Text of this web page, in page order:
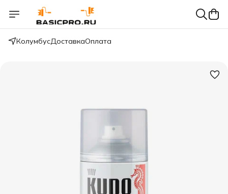
КолумбусДоставкаОплата